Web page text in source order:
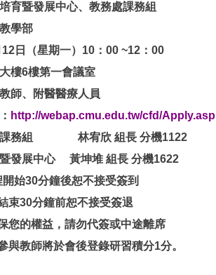
育暨發展中心、教務處課務組
學部
日（星期一）10：00 ~12：00
樓6樓第一會議室
師、附醫醫療人員
http://webap.cmu.edu.tw/cfd/Apply.asp
課務組 林宥欣 組長 分機1122
中心 黃坤堆 組長 分機1622
始30分鐘後恕不接受簽到
束30分鐘前恕不接受簽退
您的權益，請勿代簽或中途離席
與教師將於會後登錄研習積分1分。